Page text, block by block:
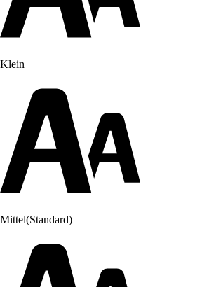
Klein
Mittel(Standard)